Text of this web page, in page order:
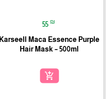
55 ₪
Karseell Maca Essence Purple
Hair Mask – 500ml
add_shopping_cart